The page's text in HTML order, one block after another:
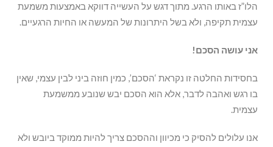
הלו”ז באותו הרגע. מתוך דגש על העשייה דווקא באמצעות משמעת
עצמית תקיפה, ולא בשל היתרונות של המעשה או החיות הרגעיים.
אני עושה הסכם!
בחסידות החלטה זו נקראת ‘הסכם’, כמין חוזה ביני לבין עצמי, שאין
בו רגש ואהבה לדבר, אלא הוא הסכם יבש שנובע ממשמעת
עצמית.
אנו עלולים להסיק כי מכיוון וההסכם צריך להיות ממוקד ביובש ולא